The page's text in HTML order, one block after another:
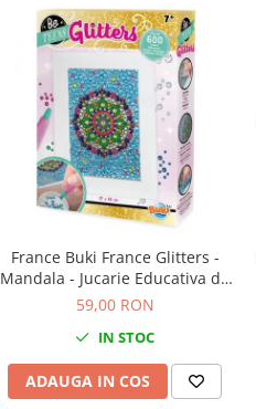
France Buki France Glitters -
Mandala - Jucarie Educativa de
inalta calitate pentru copii
59,00 RON
IN STOC
ADAUGA IN COS